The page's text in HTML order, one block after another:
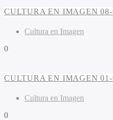
CULTURA EN IMAGEN 08-
Cultura en Imagen
0
CULTURA EN IMAGEN 01-
Cultura en Imagen
0